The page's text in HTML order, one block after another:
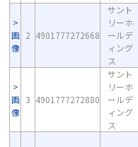
画
像
2 4901777272668
サント
リーホ
ールデ
ィング
ス
画
像
3 4901777272880
サント
リーホ
ールデ
ィング
ス